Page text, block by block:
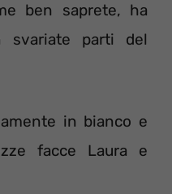
ben saprete, ha
svariate parti del
in bianco e
facce Laura e